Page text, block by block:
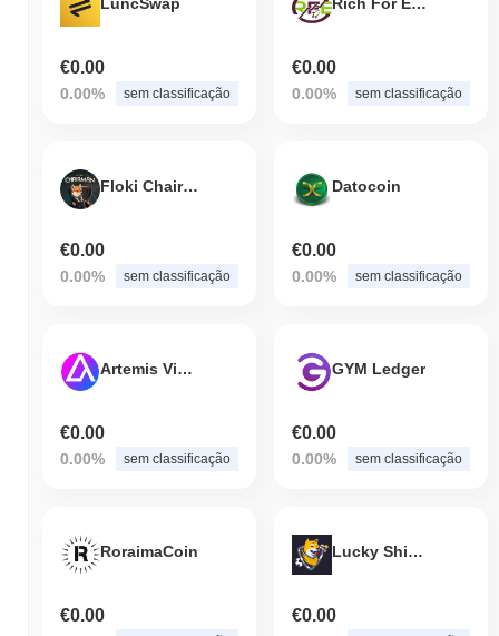
€0.00
0.00% sem classificação
€0.00
0.00% sem classificação
Floki Chairman
€0.00
0.00% sem classificação
Datocoin
€0.00
0.00% sem classificação
Artemis Vision
€0.00
0.00% sem classificação
GYM Ledger
€0.00
0.00% sem classificação
RoraimaCoin
€0.00
Lucky ShibaB
€0.00